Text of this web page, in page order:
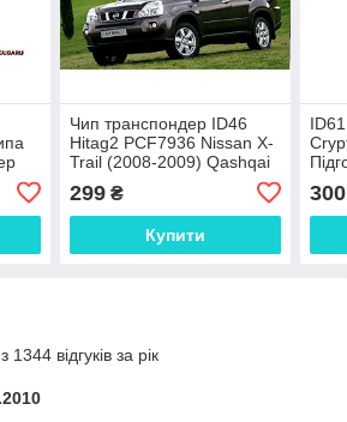
Чип транспондер ID46
Hitag2 PCF7936 Nissan X-
Trail (2008-2009) Qashqai
299₴
Купити
300
відгуків за рік